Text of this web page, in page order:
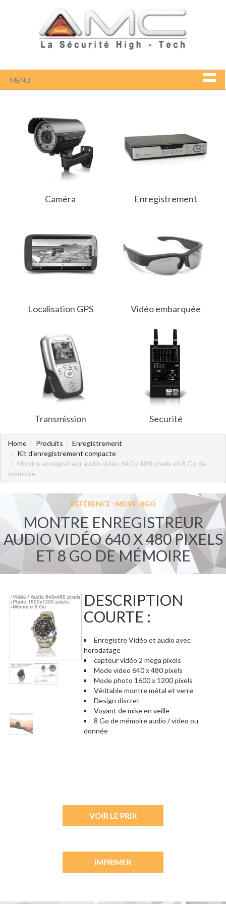
MENU
Caméra Enregistrement
Localisation GPS Vidéo embarquée
Transmission Securité
Home Produits
Enregistrement
Kit d'enregistrement compacte
Montre enregistreur audio vidéo 640 x 480 pixels et 8 Go de
mémoire
RÉFÉRENCE : MDVR-8GO
MONTRE ENREGISTREUR
AUDIO VIDÉO 640 X 480 PIXELS
ET 8 GO DE MÉMOIRE
DESCRIPTION
COURTE :
Enregistre Vidéo et audio avec
horodatage
capteur vidéo 2 mega pixels
Mode video 640 x 480 pixels
Mode photo 1600 x 1200 pixels
Véritable montre métal et verre
Design discret
Voyant de mise en veille
8 Go de mémoire audio / video ou
donnée
VOIR LE PRIX
IMPRIMER